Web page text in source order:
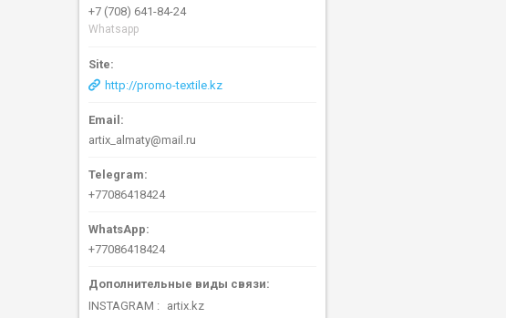
+7 (708) 641-84-24
Whatsapp
http://promo-textile.kz
artix_almaty@mail.ru
+77086418424
+77086418424
INSTAGRAM
artix.kz